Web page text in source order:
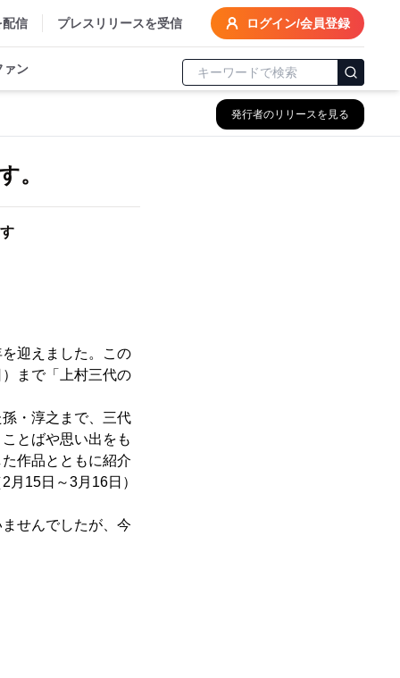
配信 プレスリリースを受信 ログイン/会員登録
ァン
発行者のリリースを見る
迎えました。この
まで「上村三代の
・淳之まで、三代
とばや思い出をも
作品とともに紹介
15日～3月16日）
せんでしたが、今